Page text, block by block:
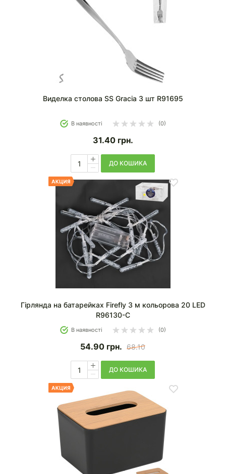
Виделка столова SS Gracia 3 шт R91695
В наявності (0)
31.40 грн.
ДО КОШИКА
Гірлянда на батарейках Firefly 3 м кольорова 20 LED
R96130-C
В наявності (0)
54.90 грн. 68.10
ДО КОШИКА